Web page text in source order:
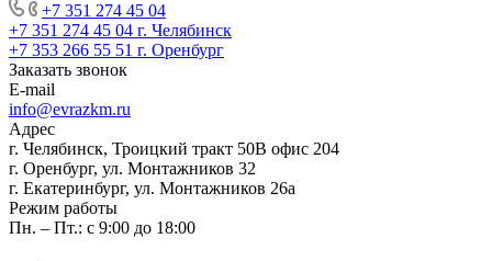
+7 351 274 45 04
+7 351 274 45 04 г. Челябинск
+7 353 266 55 51 г. Оренбург
Заказать звонок
E-mail
info@evrazkm.ru
Адрес
г. Челябинск, Троицкий тракт 50В офис 204
г. Оренбург, ул. Монтажников 32
г. Екатеринбург, ул. Монтажников 26а
Режим работы
Пн. – Пт.: с 9:00 до 18:00